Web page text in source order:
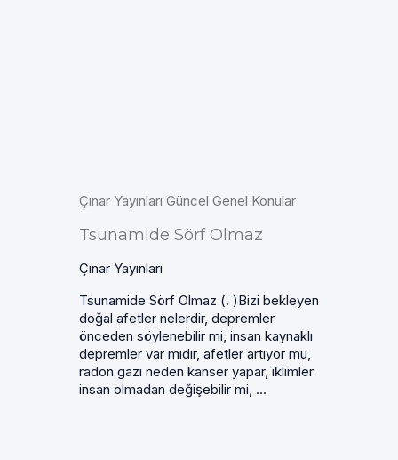
Çınar Yayınları Güncel Genel Konular
Tsunamide Sörf Olmaz
Çınar Yayınları
Tsunamide Sörf Olmaz (. )Bizi bekleyen
doğal afetler nelerdir, depremler
önceden söylenebilir mi, insan kaynaklı
depremler var mıdır, afetler artıyor mu,
radon gazı neden kanser yapar, iklimler
insan olmadan değişebilir mi, ...